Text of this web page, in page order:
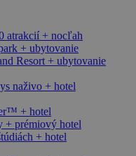
atrakcií + nocľah
+ ubytovanie
Resort + ubytovanie
naživo + hotel
+ hotel
+ prémiový hotel
+ hotel